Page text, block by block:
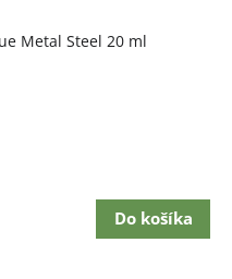
Metal Steel 20 ml
Do košíka